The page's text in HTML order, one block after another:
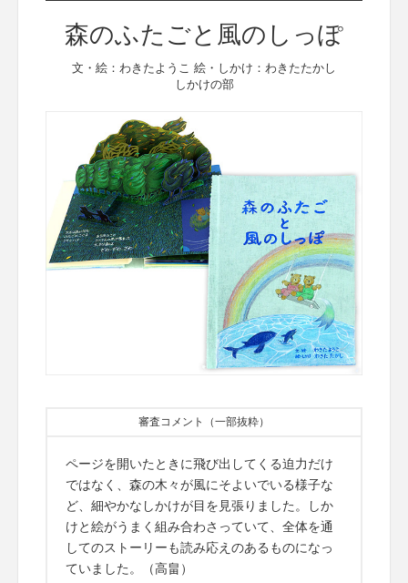
森のふたごと風のしっぽ
文・絵：わきたようこ 絵・しかけ：わきたたかし
しかけの部
審査コメント（一部抜粋）
ページを開いたときに飛び出してくる迫力だけ
ではなく、森の木々が風にそよいでいる様子な
ど、細やかなしかけが目を見張りました。しか
けと絵がうまく組み合わさっていて、全体を通
してのストーリーも読み応えのあるものになっ
ていました。（高畠）